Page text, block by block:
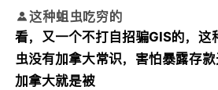
这种蛆虫吃穷的
看，又一个不打自招骗GIS的，这
虫没有加拿大常识，害怕暴露存款
加拿大就是被